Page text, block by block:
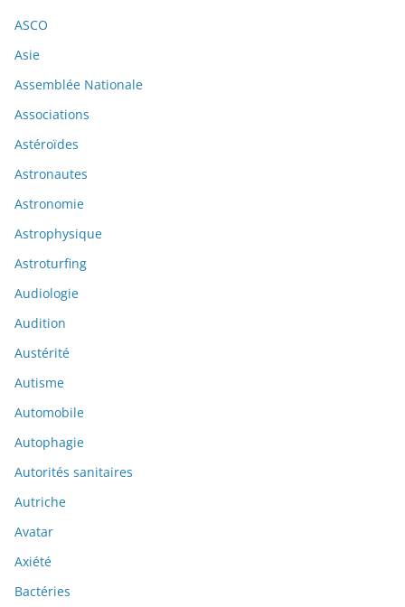
ASCO
Asie
Assemblée Nationale
Associations
Astéroïdes
Astronautes
Astronomie
Astrophysique
Astroturfing
Audiologie
Audition
Austérité
Autisme
Automobile
Autophagie
Autorités sanitaires
Autriche
Avatar
Axiété
Bactéries